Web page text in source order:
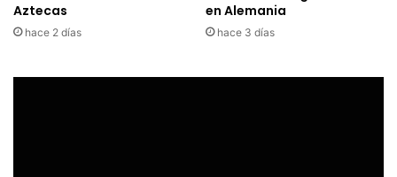
Aztecas
hace 2 días
en Alemania
hace 3 días